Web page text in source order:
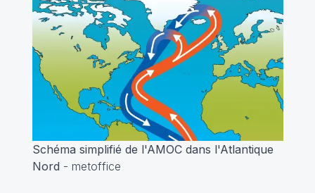
Schéma simplifié de l'AMOC dans l'Atlantique
Nord - metoffice